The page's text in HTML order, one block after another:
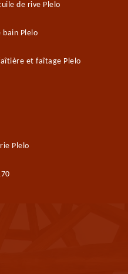
de rive Plelo
bain Plelo
et faîtage Plelo
Plelo